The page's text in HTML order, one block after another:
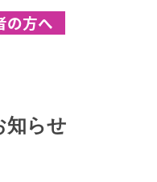
の方へ
知らせ